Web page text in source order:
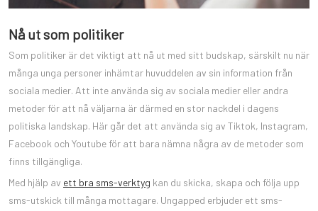
Nå ut som politiker
Som politiker är det viktigt att nå ut med sitt budskap, särskilt nu när
många unga personer inhämtar huvuddelen av sin information från
sociala medier. Att inte använda sig av sociala medier eller andra
metoder för att nå väljarna är därmed en stor nackdel i dagens
politiska landskap. Här går det att använda sig av Tiktok, Instagram,
Facebook och Youtube för att bara nämna några av de metoder som
finns tillgängliga.
Med hjälp av ett bra sms-verktyg kan du skicka, skapa och följa upp
sms-utskick till många mottagare. Ungapped erbjuder ett sms-